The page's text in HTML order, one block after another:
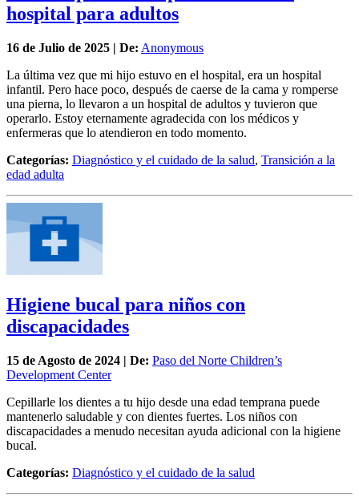
hospital para adultos
16 de Julio de 2025 | De: Anonymous
La última vez que mi hijo estuvo en el hospital, era un hospital
infantil. Pero hace poco, después de caerse de la cama y romperse
una pierna, lo llevaron a un hospital de adultos y tuvieron que
operarlo. Estoy eternamente agradecida con los médicos y
enfermeras que lo atendieron en todo momento.
Categorías: Diagnóstico y el cuidado de la salud, Transición a la
edad adulta
Higiene bucal para niños con
discapacidades
15 de Agosto de 2024 | De: Paso del Norte Children’s
Development Center
Cepillarle los dientes a tu hijo desde una edad temprana puede
mantenerlo saludable y con dientes fuertes. Los niños con
discapacidades a menudo necesitan ayuda adicional con la higiene
bucal.
Categorías: Diagnóstico y el cuidado de la salud